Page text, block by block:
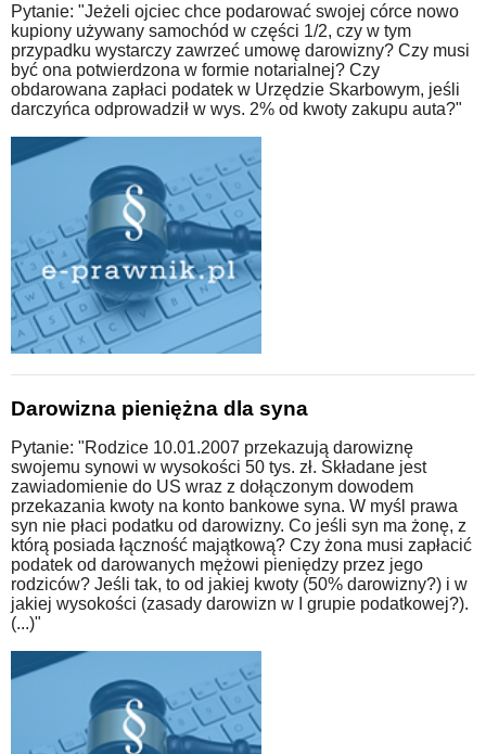
Pytanie: "Jeżeli ojciec chce podarować swojej córce nowo
kupiony używany samochód w części 1/2, czy w tym
przypadku wystarczy zawrzeć umowę darowizny? Czy musi
być ona potwierdzona w formie notarialnej? Czy
obdarowana zapłaci podatek w Urzędzie Skarbowym, jeśli
darczyńca odprowadził w wys. 2% od kwoty zakupu auta?"
Darowizna pieniężna dla syna
Pytanie: "Rodzice 10.01.2007 przekazują darowiznę
swojemu synowi w wysokości 50 tys. zł. Składane jest
zawiadomienie do US wraz z dołączonym dowodem
przekazania kwoty na konto bankowe syna. W myśl prawa
syn nie płaci podatku od darowizny. Co jeśli syn ma żonę, z
którą posiada łączność majątkową? Czy żona musi zapłacić
podatek od darowanych mężowi pieniędzy przez jego
rodziców? Jeśli tak, to od jakiej kwoty (50% darowizny?) i w
jakiej wysokości (zasady darowizn w I grupie podatkowej?).
(...)"